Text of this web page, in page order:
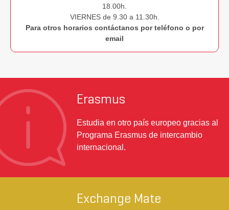
18.00h.
VIERNES de 9.30 a 11.30h.
Para otros horarios contáctanos por teléfono o por
email
Erasmus
Estudia en otro país europeo gracias al
Programa Erasmus de intercambio
internacional.
Exchange Mate